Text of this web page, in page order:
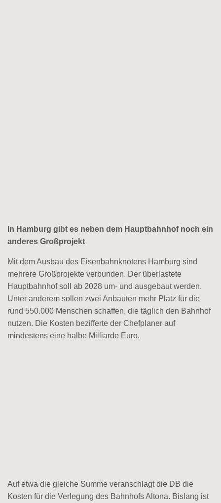
In Hamburg gibt es neben dem Hauptbahnhof noch ein
anderes Großprojekt
Mit dem Ausbau des Eisenbahnknotens Hamburg sind
mehrere Großprojekte verbunden. Der überlastete
Hauptbahnhof soll ab 2028 um- und ausgebaut werden.
Unter anderem sollen zwei Anbauten mehr Platz für die
rund 550.000 Menschen schaffen, die täglich den Bahnhof
nutzen. Die Kosten bezifferte der Chefplaner auf
mindestens eine halbe Milliarde Euro.
Auf etwa die gleiche Summe veranschlagt die DB die
Kosten für die Verlegung des Bahnhofs Altona. Bislang ist